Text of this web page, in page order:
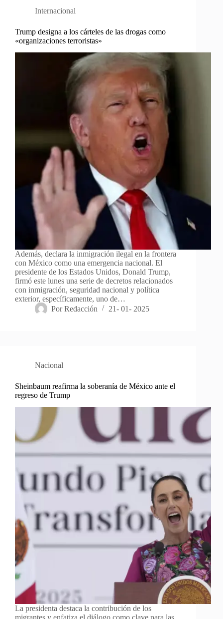
Internacional
Trump designa a los cárteles de las drogas como
«organizaciones terroristas»
Además, declara la inmigración ilegal en la frontera
con México como una emergencia nacional. El
presidente de los Estados Unidos, Donald Trump,
firmó este lunes una serie de decretos relacionados
con inmigración, seguridad nacional y política
exterior, específicamente, uno de…
Por Redacción 21- 01- 2025
Nacional
Sheinbaum reafirma la soberanía de México ante el
regreso de Trump
La presidenta destaca la contribución de los
migrantes y enfatiza el diálogo como clave para las